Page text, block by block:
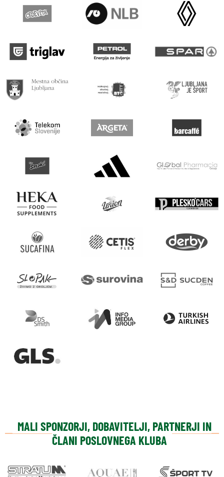
MALI SPONZORJI, DOBAVITELJI, PARTNERJI IN
ČLANI POSLOVNEGA KLUBA